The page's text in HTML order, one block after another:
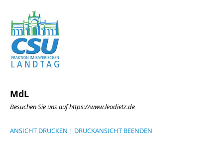
MdL
Besuchen Sie uns auf https://www.leodietz.de
ANSICHT DRUCKEN | DRUCKANSICHT BEENDEN